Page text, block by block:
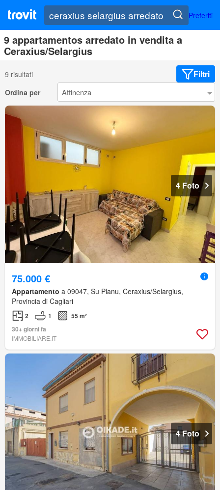
Preferiti
9 appartamentos arredato in vendita a
Ceraxius/Selargius
9 risultati Filtri
Ordina per
4 Foto
75.000 €
Appartamento a 09047, Su Planu, Ceraxius/Selargius,
Provincia di Cagliari
2 1
55 m²
30+ giorni fa
IMMOBILIARE.IT
4 Foto